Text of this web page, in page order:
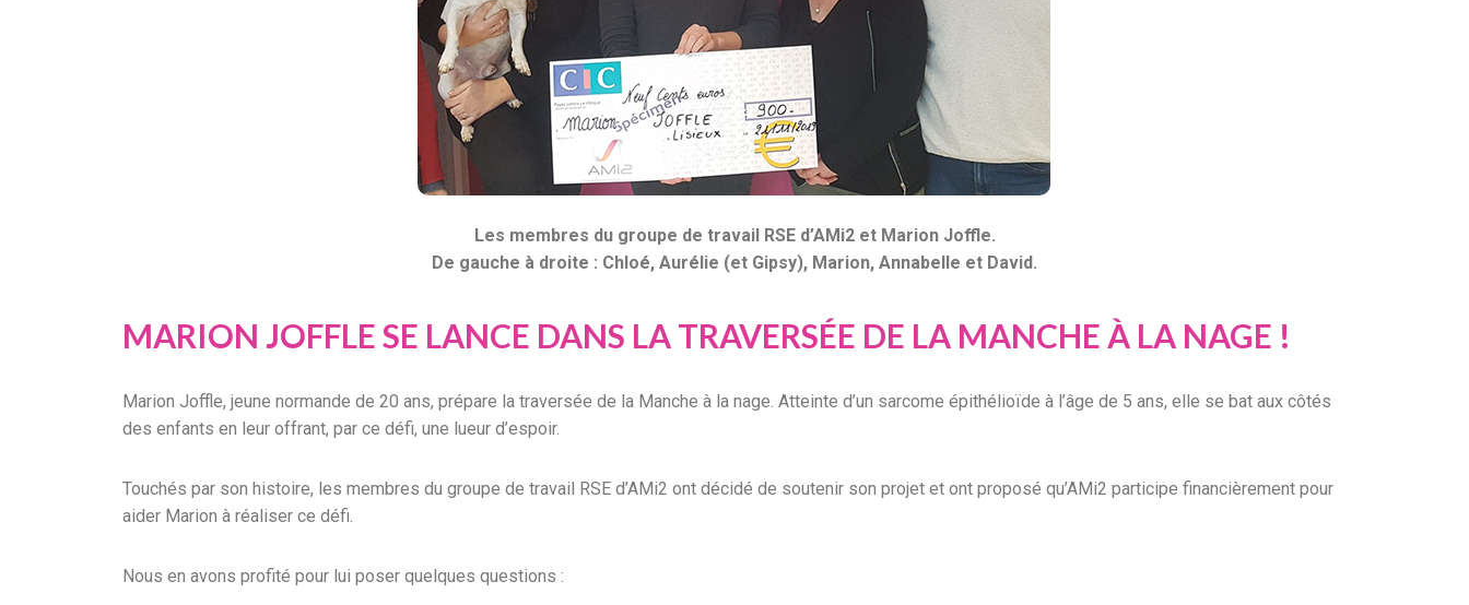
Les membres du groupe de travail RSE d’AMi2 et Marion Joffle.
De gauche à droite : Chloé, Aurélie (et Gipsy), Marion, Annabelle et David.
MARION JOFFLE SE LANCE DANS LA TRAVERSÉE DE LA MANCHE À LA NAGE !
Marion Joffle, jeune normande de 20 ans, prépare la traversée de la Manche à la nage. Atteinte d’un sarcome épithélioïde à l’âge de 5 ans, elle se bat aux côtés
des enfants en leur offrant, par ce défi, une lueur d’espoir.
Touchés par son histoire, les membres du groupe de travail RSE d’AMi2 ont décidé de soutenir son projet et ont proposé qu’AMi2 participe financièrement pour
aider Marion à réaliser ce défi.
Nous en avons profité pour lui poser quelques questions :